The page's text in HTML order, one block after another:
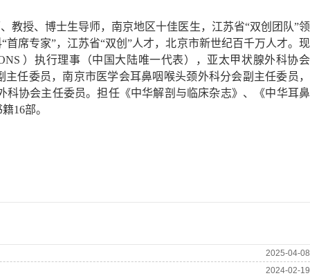
教授、博士生导师，南京地区十佳医生，江苏省“双创团队”领
席专家”，江苏省“双创”人才，北京市新世纪百千万人才。 现
）执行理事（中国大陆唯一代表），亚太甲状腺外科协会
主任委员，南京市医学会耳鼻咽喉头颈外科分会副主任委员，
协会主任委员。担任《中华解剖与临床杂志》、《中华耳鼻
16部。